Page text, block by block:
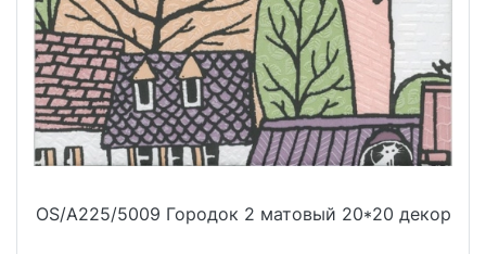
OS/A225/5009 Городок 2 матовый 20*20 декор